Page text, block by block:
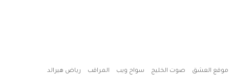
موقع العشق صوت الخليج سواح ويب المراقب رياض هيرالد